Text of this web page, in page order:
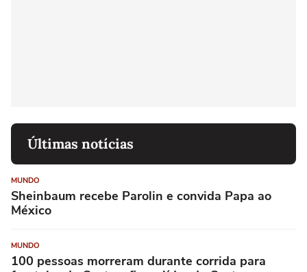
Últimas notícias
MUNDO
Sheinbaum recebe Parolin e convida Papa ao
México
MUNDO
100 pessoas morreram durante corrida para